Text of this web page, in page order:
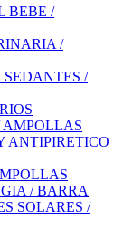
BEBE /
/
SEDANTES /
ANTIPIRETICO
/ BARRA
SOLARES /